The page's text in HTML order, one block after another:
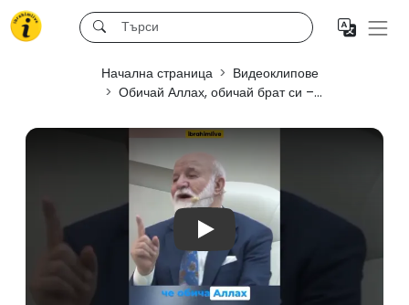
Начална страница
Видеоклипове
Обичай Аллах, обичай брат си –...
Play